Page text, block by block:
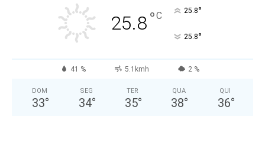
25.8°C 25.8°
25.8°
41 % 5.1kmh 2 %
DOM
33°
SEG
34°
TER
35°
QUA
38°
QUI
36°